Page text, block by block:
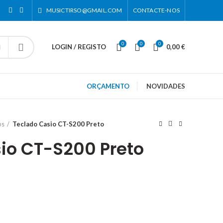
MUSICTIRSO@GMAIL.COM CONTACTE-NOS
LOGIN / REGISTO 0 0 0 0,00€
ORÇAMENTO NOVIDADES
Teclado Casio CT-S200 Preto
CT-S200 Preto